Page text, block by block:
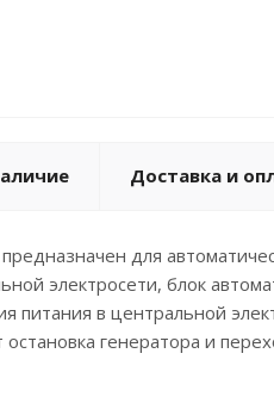
Доставка и
для
электросети, блок
питания в центральной
остановка генератора и